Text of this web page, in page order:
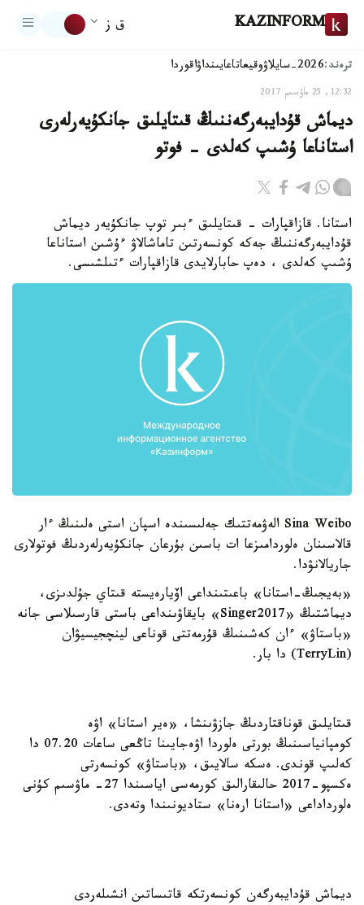
KAZINFORM ق ز
ترەند:2026-سايلاۋ وقيعاتاعايىنداۋاقوردا
12:32, 25 ماۋسىم 2017
ديماش قۇدايبەرگەننىڭ قىتايلىق جانكۇيەرلەرى
استاناعا ۇشىپ كەلدى - فوتو
استانا. قازاقپارات - قىتايلىق ءبىر توپ جانكۇيەر ديماش
قۇدايبەرگەننىڭ جەكە كونسەرتىن تاماشالاۋ ءۇشىن استاناعا
ۇشىپ كەلدى ، دەپ حابارلايدى قازاقپارات ءتىلشىسى.
Sina Weibo الەۋمەتتىك جەلىسىندە اسپان استى ەلىنىڭ ءار
قالاسىنان ەلوردامىزعا ات باسىن بۇرعان جانكۇيەرلەردىڭ فوتولارى
جاريالانۋدا.
«بەيجىڭ-استانا» باعىتىنداعى اۆيارەيستە قىتاي جۇلدىزى،
ديماشتىڭ «Singer2017» بايقاۋىنداعى باستى قارسىلاسى جانە
«باستاۋ» ءان كەشىنىڭ قۇرمەتتى قوناعى لينچجيسيۋان
(TerryLin) دا بار.
قىتايلىق قوناقتاردىڭ جازۋىنشا، «ەير استانا» اۋە
كومپانياسىنىڭ بورتى ەلوردا اۋەجايىنا تاڭعى ساعات 07.20 دا
كەلىپ قوندى. ەسكە سالايىق، «باستاۋ» كونسەرتى
ەكسپو-2017 حالىقارالىق كورمەسى اياسىندا 27- ماۋسىم كۇنى
ەلورداداعى «استانا ارەنا» ستاديونىندا وتەدى.
ديماش قۇدايبەرگەن كونسەرتكە قاتىساتىن انشىلەردى